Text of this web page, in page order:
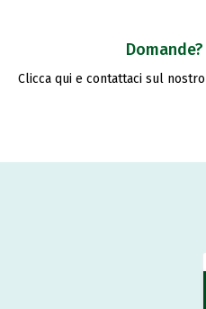
Domande?
Clicca qui e contattaci sul